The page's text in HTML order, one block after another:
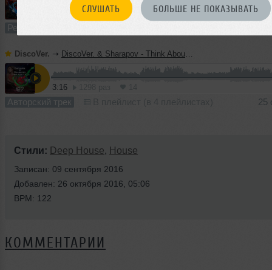
СЛУШАТЬ БОЛЬШЕ НЕ ПОКАЗЫВАТЬ
477 раз
Ремикс
DiscoVer. ➝ DiscoVer. & Sharapov - Think About You (Radio Edit)
3:16
Авторский трек 25
Стили: Deep House, House
Записан: 09 сентября 2016
Добавлен: 26 октября 2016, 05:06
BPM: 122
КОММЕНТАРИИ